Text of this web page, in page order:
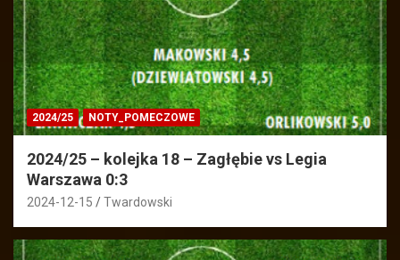
2024/25 NOTY_POMECZOWE
2024/25 – kolejka 18 – Zagłębie vs Legia
Warszawa 0:3
2024-12-15 Twardowski